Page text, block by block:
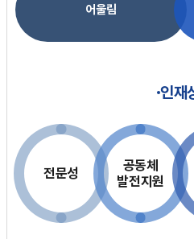
어울림
인재
전문성
공동체
발전지원